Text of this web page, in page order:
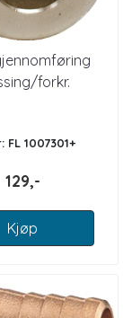
forkr.
FL 1007301+
129,-
Kjøp